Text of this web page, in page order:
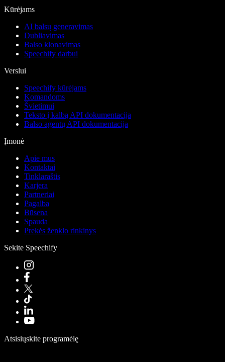
Kūrėjams
AI balsų generavimas
Dubliavimas
Balso klonavimas
Speechify darbui
Verslui
Speechify kūrėjams
Komandoms
Švietimui
Teksto į kalbą API dokumentacija
Balso agentų API dokumentacija
Įmonė
Apie mus
Kontaktai
Tinklaraštis
Karjera
Partneriai
Pagalba
Būsena
Spauda
Prekės ženklo rinkinys
Sekite Speechify
Atsisiųskite programėlę